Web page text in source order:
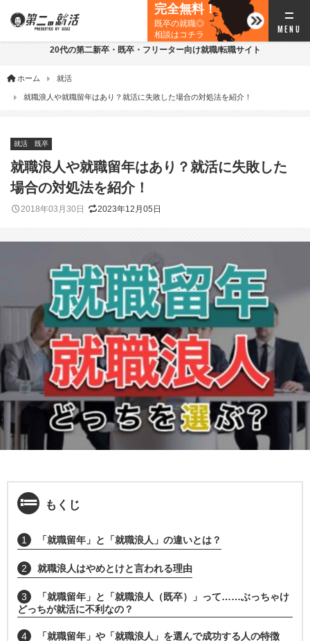
完全無料！
既卒の就職◎
相談はコチラ
20代の第二新卒・既卒・フリーター向け就職/転職サイト
ホーム 就活
就職浪人や就職留年はあり？就活に失敗した場合の対処法を紹介！
就活 既卒
就職浪人や就職留年はあり？就活に失敗した
場合の対処法を紹介！
2018年03月30日 2023年12月05日
もくじ
1 「就職留年」と「就職浪人」の違いとは？
2 就職浪人はやめとけと言われる理由
3
「就職留年」と「就職浪人（既卒）」って……ぶっちゃけ
どっちが就活に不利なの？
4 「就職留年」や「就職浪人」を選んで成功する人の特徴